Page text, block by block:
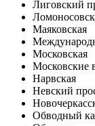
Лиговский
Маяковская
Московская
Московские
Нарвская
Невский
Обводный